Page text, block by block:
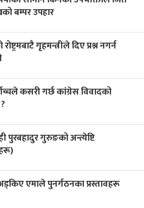
बम्पर उपहार
गृहमन्त्रीले दिए प्रश्न नगर्न
कसरी गर्छ कांग्रेस विवादको
पुरबहादुर गुरुङको अन्त्येष्टि
एमाले पुनर्गठनका प्रस्तावहरू